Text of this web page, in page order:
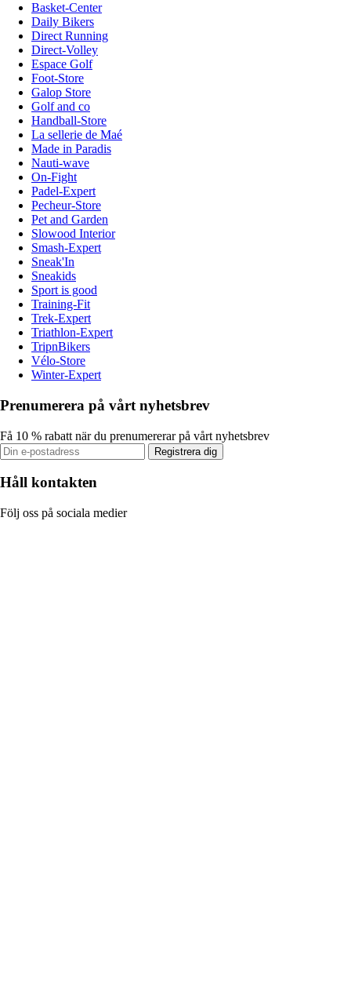
Basket-Center
Daily Bikers
Direct Running
Direct-Volley
Espace Golf
Foot-Store
Galop Store
Golf and co
Handball-Store
La sellerie de Maé
Made in Paradis
Nauti-wave
On-Fight
Padel-Expert
Pecheur-Store
Pet and Garden
Slowood Interior
Smash-Expert
Sneak'In
Sneakids
Sport is good
Training-Fit
Trek-Expert
Triathlon-Expert
TripnBikers
Vélo-Store
Winter-Expert
Prenumerera på vårt nyhetsbrev
Få 10 % rabatt när du prenumererar på vårt nyhetsbrev
Registrera dig
Håll kontakten
Följ oss på sociala medier